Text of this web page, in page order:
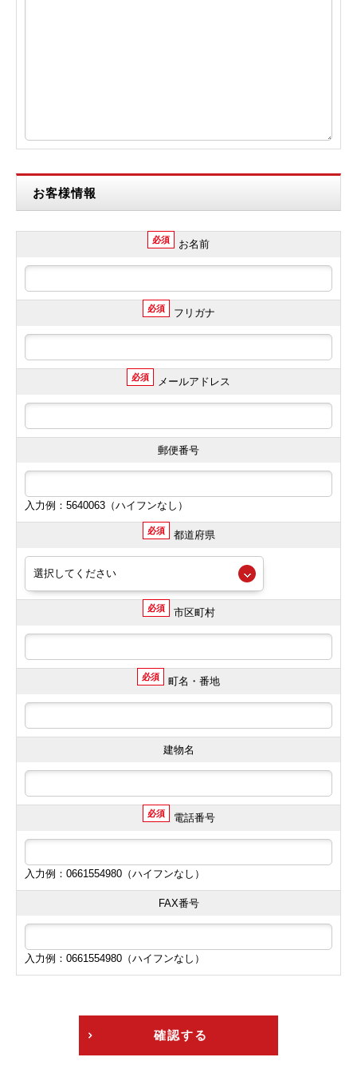
お客様情報
必須 お名前
必須 フリガナ
必須 メールアドレス
郵便番号
入力例：5640063（ハイフンなし）
必須 都道府県
必須 市区町村
必須 町名・番地
建物名
必須 電話番号
入力例：0661554980（ハイフンなし）
FAX番号
入力例：0661554980（ハイフンなし）
確認する